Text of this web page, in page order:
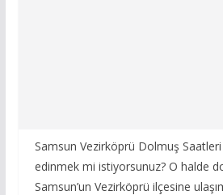
Samsun Vezirköprü Dolmuş Saatleri
edinmek mi istiyorsunuz? O halde
Samsun’un Vezirköprü ilçesine